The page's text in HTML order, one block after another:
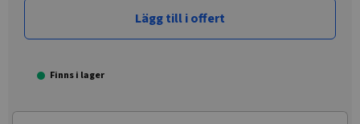
Lägg till i offert
Finns i lager